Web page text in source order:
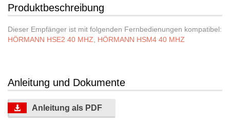
Produktbeschreibung
Dieser Empfänger ist mit folgenden Fernbedienungen kompatibel:
HÖRMANN HSE2 40 MHZ
HÖRMANN HSM4 40 MHZ
Anleitung und Dokumente
Anleitung als PDF